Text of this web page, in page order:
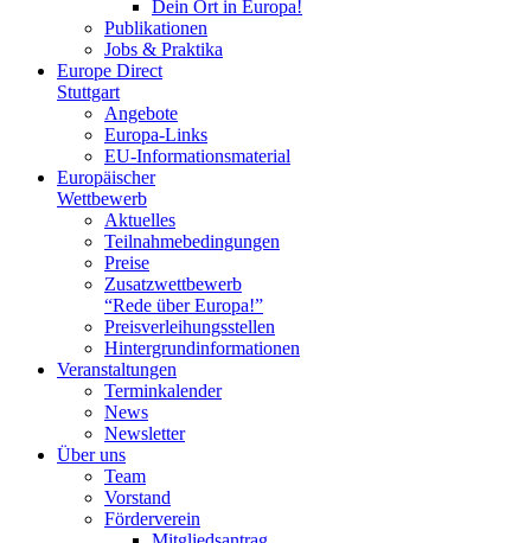
Dein Ort in Europa!
Publikationen
Jobs & Praktika
Europe Direct
Stuttgart
Angebote
Europa-Links
EU-Informationsmaterial
Europäischer
Wettbewerb
Aktuelles
Teilnahme­bedingungen
Preise
Zusatzwettbewerb
“Rede über Europa!”
Preisverleihungsstellen
Hintergrundinformationen
Veranstaltungen
Terminkalender
News
Newsletter
Über uns
Team
Vorstand
Förderverein